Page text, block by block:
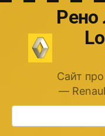
Перейти
Рено
Сайт
—
Поиск: